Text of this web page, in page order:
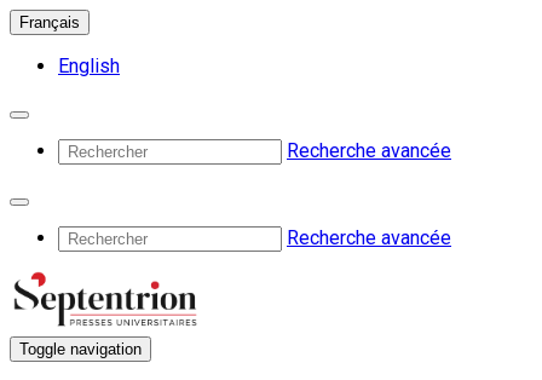
Français
English
Recherche avancée
Recherche avancée
Toggle navigation